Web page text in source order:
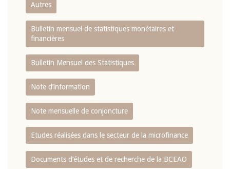
Autres
Bulletin mensuel de statistiques monétaires et
financières
Bulletin Mensuel des Statistiques
Note d’information
Note mensuelle de conjoncture
Etudes réalisées dans le secteur de la microfinance
Documents d’études et de recherche de la BCEAO